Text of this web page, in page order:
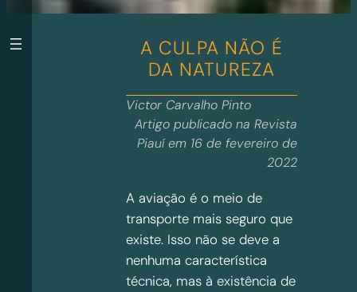
A CULPA NÃO É
DA NATUREZA
Victor Carvalho Pinto
Artigo publicado na Revista
Piauí em 16 de fevereiro de
2022
A aviação é o meio de
transporte mais seguro que
existe. Isso não se deve a
nenhuma característica
técnica, mas à existência de